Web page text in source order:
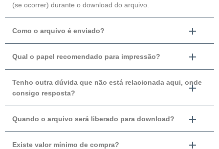
(se ocorrer) durante o download do arquivo.
Como o arquivo é enviado?
Qual o papel recomendado para impressão?
Tenho outra dúvida que não está relacionada aqui, onde
consigo resposta?
Quando o arquivo será liberado para download?
Existe valor mínimo de compra?